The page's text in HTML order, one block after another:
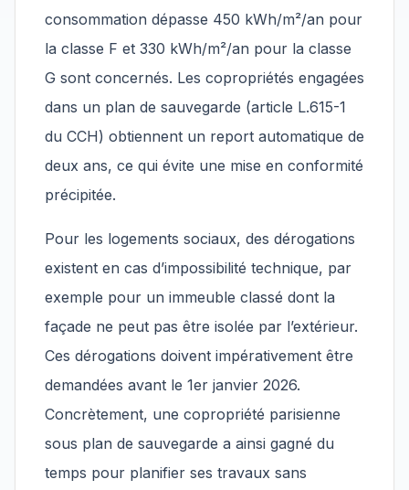
consommation dépasse 450 kWh/m²/an pour
la classe F et 330 kWh/m²/an pour la classe
G sont concernés. Les copropriétés engagées
dans un plan de sauvegarde (article L.615-1
du CCH) obtiennent un report automatique de
deux ans, ce qui évite une mise en conformité
précipitée.
Pour les logements sociaux, des dérogations
existent en cas d’impossibilité technique, par
exemple pour un immeuble classé dont la
façade ne peut pas être isolée par l’extérieur.
Ces dérogations doivent impérativement être
demandées avant le 1er janvier 2026.
Concrètement, une copropriété parisienne
sous plan de sauvegarde a ainsi gagné du
temps pour planifier ses travaux sans